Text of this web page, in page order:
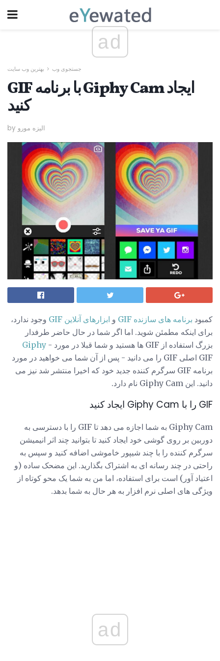
ad
جستجوی وب بهترین وب سایت
GIF با برنامه Giphy Cam ایجاد
کنید
by الیزه مورو
کمبود برنامه های سازنده GIF و ابزارهای آنلاین GIF
وجود ندارد،
برای اینکه مطمئن شوید. اما اگر شما در حال حاضر طرفدار
بزرگ استفاده از GIF ها هستید و شما قبلا در مورد
Giphy -
GIF اصلی GIF را می دانید - پس از آن شما می خواهید در مورد
برنامه GIF سرگرم کننده جدید خود که اخیرا منتشر شد نیز می
دانید. این Giphy Cam نام دارد.
GIF را با Giphy Cam ایجاد کنید
Giphy Cam به شما اجازه می دهد تا GIF را با دسترسی به
دوربین بر روی گوشی خود ایجاد کنید تا بتوانید چند اثر انیمیشن
سرگرم کننده را با چند شیپور خاموشی اضافه کنید و سپس به
راحتی در چند رسانه ای به اشتراک بگذارید. این مضحک ساده (و
اعتیاد آور) است برای استفاده، اما من به شما یک محو کوتاه از
ویژگی های اصلی نرم افزار به هر حال به شما بدهد.
ad